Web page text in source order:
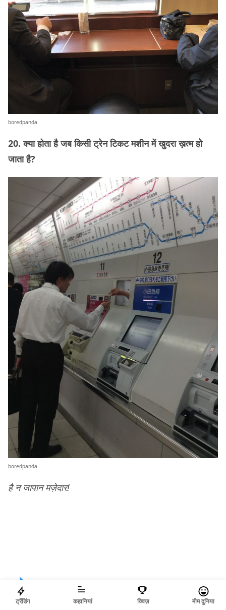
boredpanda
20. क्या होता है जब किसी ट्रेन टिकट मशीन में खुदरा ख़त्म हो
जाता है?
boredpanda
है न जापान मज़ेदार!
SHARE
ट्रेंडिंग कहानियां क्विज़ मीम दुनिया